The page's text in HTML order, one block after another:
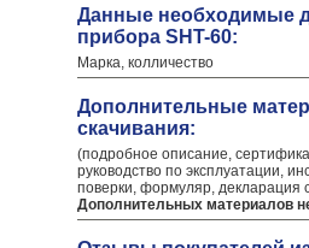
Данные необходимые
прибора SHT-60:
Марка, колличество
Дополнительные
скачивания:
(подробное описание,
руководство по эксплуатации,
поверки, формуляр, декларация
Дополнительных материалов